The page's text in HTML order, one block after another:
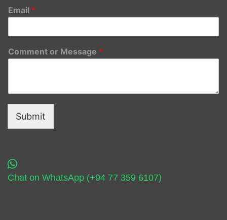
Email *
Comment or Message *
Submit
Chat on WhatsApp (+94 77 359 6107)